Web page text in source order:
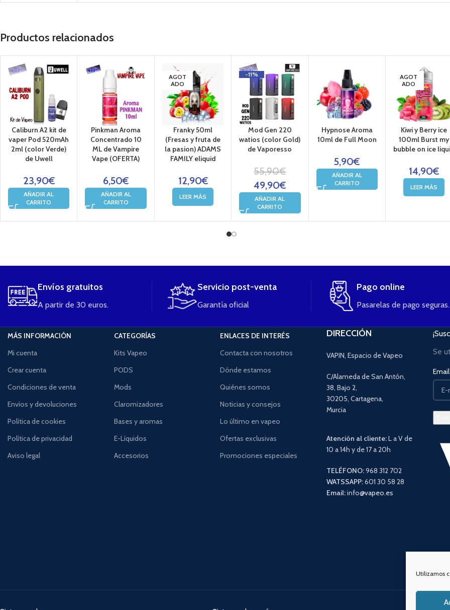
Utilizamos
Productos relacionados
Caliburn A2 kit de
vaper Pod 520mAh
2ml (color Verde)
de Uwell
23,90€
AÑADIR AL
CARRITO
Pinkman Aroma
Concentrado 10
ML de Vampire
Vape (OFERTA)
6,50€
AÑADIR AL
CARRITO
AGOT
ADO
Franky 50ml
(Fresas y fruta de
la pasion) ADAMS
FAMILY eliquid
12,90€
LEER MÁS
-11%
Mod Gen 220
watios (color Gold)
de Vaporesso
55,90€
49,90€
AÑADIR AL
CARRITO
Hypnose Aroma
10ml de Full Moon
5,90€
AÑADIR AL
CARRITO
AGOT
ADO
Kiwi y Berry ice
100ml Burst my
bubble on ice
14,90€
LEER MÁS
Envíos gratuitos
A partir de 30 euros.
Servicio post-venta
Garantía oficial
Pago online
Pasarelas de pago seguras.
MÁS INFORMACIÓN
Mi cuenta
Crear cuenta
Condiciones de venta
Envíos y devoluciones
Política de cookies
Política de privacidad
Aviso legal
CATEGORÍAS
Kits Vapeo
PODS
Mods
Claromizadores
Bases y aromas
E-Líquidos
Accesorios
ENLACES DE INTERÉS
Contacta con nosotros
Dónde estamos
Quiénes somos
Noticias y consejos
Lo último en vapeo
Ofertas exclusivas
Promociones especiales
DIRECCIÓN
VAPIN, Espacio de Vapeo
C/Alameda de San Antón,
38, Bajo 2,
30205, Cartagena,
Murcia
Atención al cliente:L a V de
10 a 14h y de 17 a 20h
TELÉFONO:968 312 702
WATSSAPP:601 30 58 28
Email:info@vapeo.es
Se
Email